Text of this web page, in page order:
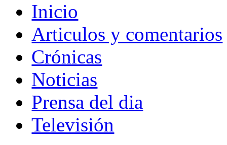
Inicio
Articulos y comentarios
Crónicas
Noticias
Prensa del dia
Televisión